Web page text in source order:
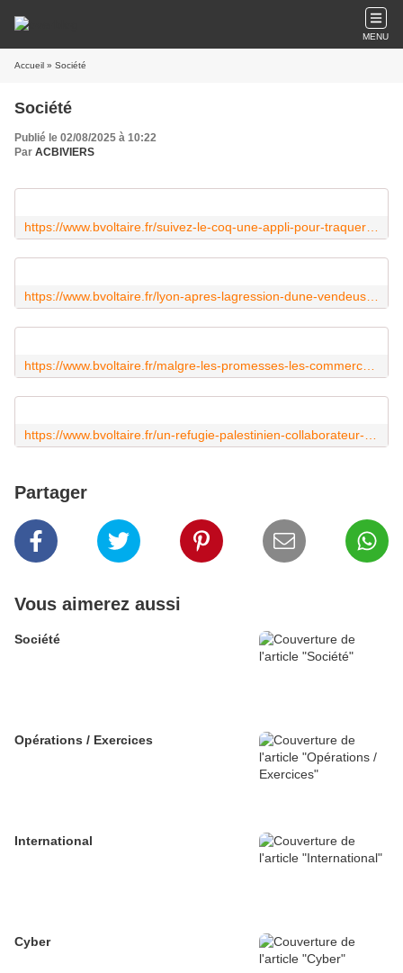
MENU
Accueil » Société
Société
Publié le 02/08/2025 à 10:22
Par ACBIVIERS
Partager
Vous aimerez aussi
Société
Opérations / Exercices
International
Cyber